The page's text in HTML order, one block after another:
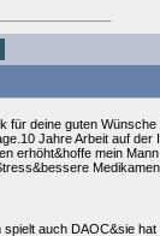
für deine guten Wünsche
Jahre Arbeit auf der
erhöht&hoffe mein
auch DAOC&sie